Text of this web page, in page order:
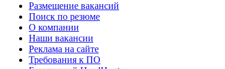
Размещение вакансий
Поиск по резюме
О компании
Наши вакансии
Реклама на сайте
Требования к ПО